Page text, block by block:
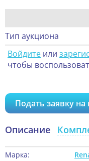
Тип аукциона
Войдите или
чтобы
Подать заявку на
Описание
Марка: